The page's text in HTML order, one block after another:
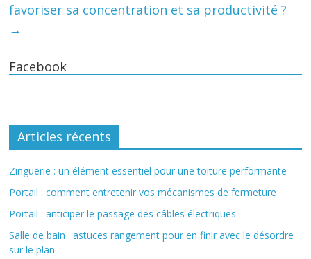
favoriser sa concentration et sa productivité ?
→
Facebook
Articles récents
Zinguerie : un élément essentiel pour une toiture performante
Portail : comment entretenir vos mécanismes de fermeture
Portail : anticiper le passage des câbles électriques
Salle de bain : astuces rangement pour en finir avec le désordre
sur le plan